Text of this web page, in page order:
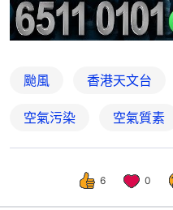
颱風 香港天文台
空氣污染 空氣質素
6 0